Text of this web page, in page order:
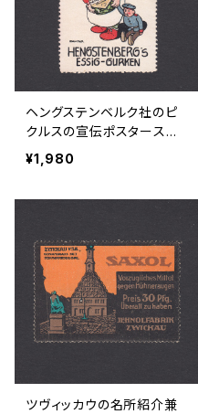
ヘングステンベルク社のピ
クルスの宣伝ポスタースタ
ンプ 1920年代
¥1,980
ツヴィッカウの名所紹介兼